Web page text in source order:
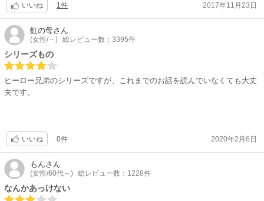
それに、キャラウェイ家に次々と降りかかった事故はどうなったのか、省
みられることもなくジ・エンド。犯人は明らかとなっても、事故の直接の
真相追及はなかった。
ん？、前半の度々遭った危ない目には黒幕は？ロドリゲスが大物には見え
づらい。でもヒロインのお兄さんのコーディとの対立もわかったようなわ
からないような・・・。
それに、官能色を出しているけれど、彼のヒロインへの愛情表現は、最後
それでいながら急転直下で解決する時の、ヒロインの兄の拍子抜けするほ
どの役柄転向。
三男が主人公ということに徹してくれた方が、三男の動きの周りの人物が
もっと判りやすくなったように思えてしまう。職業柄ベールに覆われてい
いいね 1件 2017年11月23日
虹の母さん
(女性/－) 総レビュー数：3395件
シリーズもの
ヒーロー兄弟のシリーズですが、これまでのお話を読んでいなくても大丈
夫です。
いいね 0件 2020年2月6日
もんさん
(女性/60代～) 総レビュー数：1228件
なんかあっけない